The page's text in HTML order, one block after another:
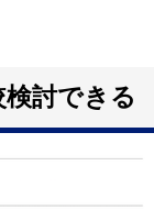
討できる